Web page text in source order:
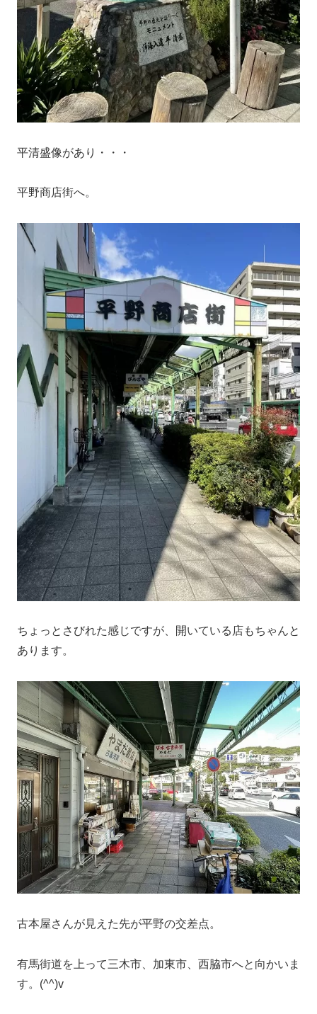
平清盛像があり・・・
平野商店街へ。
ちょっとさびれた感じですが、開いている店もちゃんと
あります。
古本屋さんが見えた先が平野の交差点。
有馬街道を上って三木市、加東市、西脇市へと向かいま
す。(^^)v